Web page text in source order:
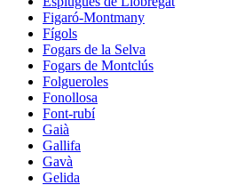
Figaró-Montmany
Fígols
Fogars de la Selva
Fogars de Montclús
Folgueroles
Fonollosa
Font-rubí
Gaià
Gallifa
Gavà
Gelida